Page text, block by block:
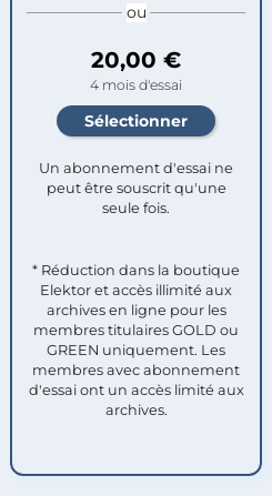
ou
20,00 €
4 mois d'essai
Un abonnement d'essai ne
peut être souscrit qu'une
seule fois.​
* Réduction dans la boutique
Elektor et accès illimité aux
archives en ligne pour les
membres titulaires GOLD ou
GREEN uniquement. Les
membres avec abonnement
d'essai ont un accès limité aux
archives.